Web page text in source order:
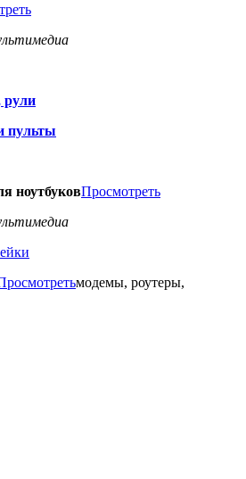
рули
пульты
ноутбуковПросмотреть
модемы, роутеры,